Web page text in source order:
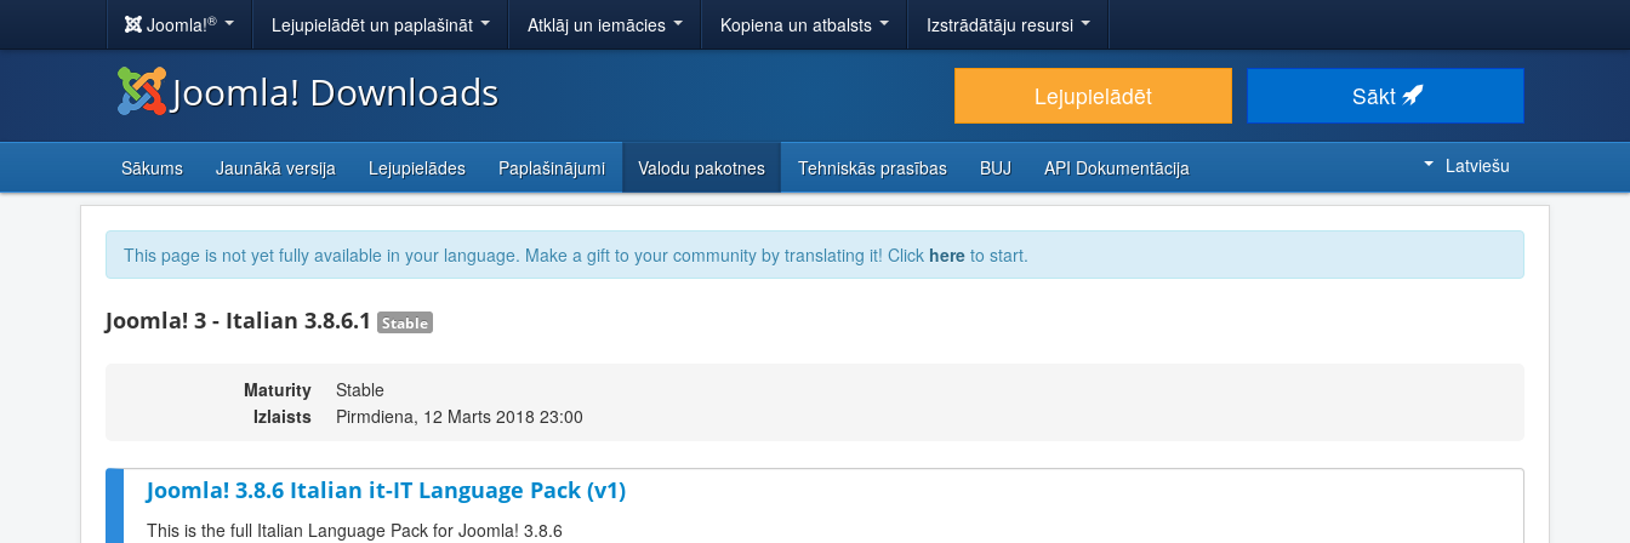
Joomla!® Lejupielādēt un paplašināt Atklāj un iemācies Kopiena un atbalsts Izstrādātāju resursi
Joomla! Downloads Lejupielādēt Sākt
Sākums Jaunākā versija Lejupielādes Paplašinājumi Valodu pakotnes Tehniskās prasības BUJ API Dokumentācija Latviešu
This page is not yet fully available in your language. Make a gift to your community by translating it! Click here to start.
Joomla! 3 - Italian 3.8.6.1 Stable
Maturity
Stable
Izlaists
Pirmdiena, 12 Marts 2018 23:00
Joomla! 3.8.6 Italian it-IT Language Pack (v1)
This is the full Italian Language Pack for Joomla! 3.8.6